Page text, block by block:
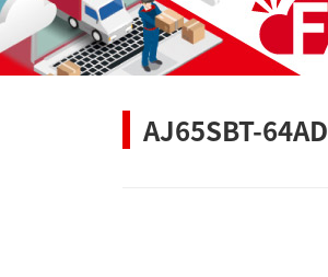
AJ65SBT-64AD